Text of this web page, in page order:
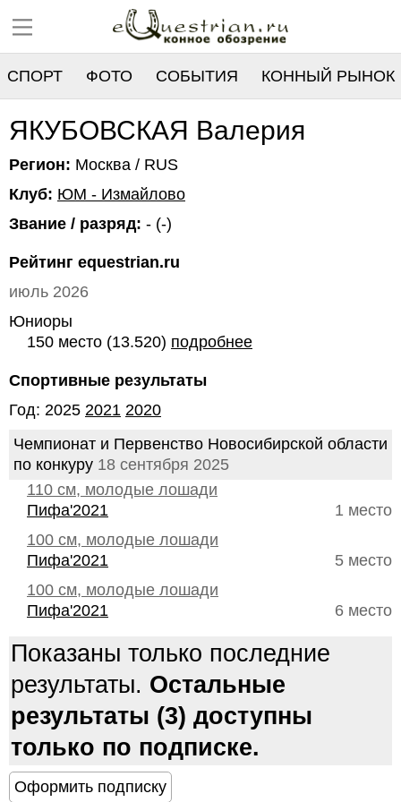
СПОРТ ФОТО СОБЫТИЯ КОННЫЙ РЫНОК
РЕЕСТР
ЯКУБОВСКАЯ Валерия
Регион: Москва / RUS
Клуб: ЮМ - Измайлово
Звание / разряд: - (-)
Рейтинг equestrian.ru
июль 2026
Юниоры
150 место (13.520) подробнее
Спортивные результаты
Год: 2025 2021 2020
Чемпионат и Первенство Новосибирской области
по конкуру 18 сентября 2025
110 см, молодые лошади
1 место
Пифа'2021
100 см, молодые лошади
5 место
Пифа'2021
100 см, молодые лошади
6 место
Пифа'2021
Показаны только последние
результаты. Остальные
результаты (3) доступны
только по подписке.